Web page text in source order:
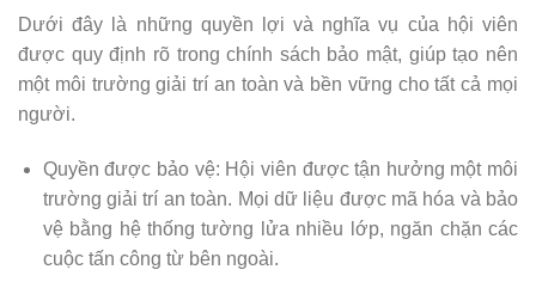
Dưới đây là những quyền lợi và nghĩa vụ của hội viên
được quy định rõ trong chính sách bảo mật, giúp tạo nên
một môi trường giải trí an toàn và bền vững cho tất cả mọi
người.
Quyền được bảo vệ: Hội viên được tận hưởng một môi
trường giải trí an toàn. Mọi dữ liệu được mã hóa và bảo
vệ bằng hệ thống tường lửa nhiều lớp, ngăn chặn các
cuộc tấn công từ bên ngoài.